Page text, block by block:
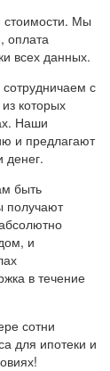
Мы
оплата
всех данных.
с
которых
Наши
и предлагают
денег.
быть
получают
и
в течение
сотни
для ипотеки и